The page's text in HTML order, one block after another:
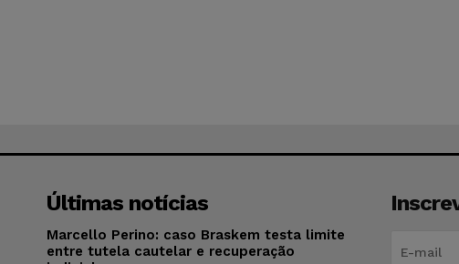
Últimas notícias
Marcello Perino: caso Braskem testa limite
entre tutela cautelar e recuperação